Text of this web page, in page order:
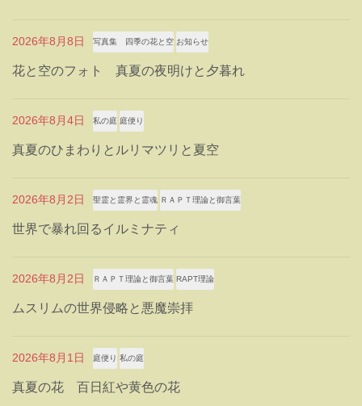
2026年8月8日 写真集 四季の花と空 お知らせ
花と空のフォト 真夏の夜明けと夕暮れ
2026年8月4日 私の庭 庭便り
真夏のひまわりとルリマツリと夏空
2026年8月2日 聖霊と霊界と霊魂 ＲＡＰＴ理論と御言葉
世界で暴れ回るイルミナティ
2026年8月2日 ＲＡＰＴ理論と御言葉 RAPT理論
ムスリムの世界侵略と悪魔崇拝
2026年8月1日 庭便り 私の庭
真夏の花 百日紅や黄色の花